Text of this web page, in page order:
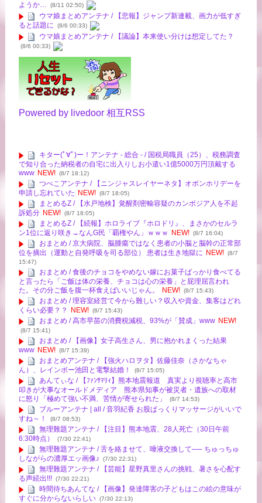
ようか… (8/11 02:50)
ウマ娘まとめアンテナ / 【悲報】ジャンプ新連載、画力が低すぎ
ると話題に
(8/6 00:33)
ウマ娘まとめアンテナ / 【議論】本来使い分けは想定してた？
(8/6 00:33)
Powered by livedoor 相互RSS
キター(ﾟ∀ﾟ)ー！アンテナ - 総合 - / 国税局職員（25）、税務調査
で知り合った納税者の自宅に出入りしお小遣い1億5000万円頂戴する
www NEW! (8/7 18:12)
つべこアンテナ / 【ニンジャスレイヤーネタ】オボンホリデーを
申請し忘れていた NEW! (8/7 18:05)
まとめるZ / 【水戸地検】覚醒剤密輸容疑のカンボジア人を不起
訴処分 NEW! (8/7 18:05)
まとめるZ / 【続報】ホロライブ『ホロドリ』、まさかのセルラ
ン1位に返り咲き→なんG民「覇権やん」ｗｗｗ
NEW! (8/7 16:04)
おまとめ / 京大病院、脳腫瘍ではなく患者の小脳と脳幹の正常部
位を摘出（運動と自発呼吸を司る部位） 患者は生き地獄に NEW! (8/7
15:47)
おまとめ / 食後のチョコをやめない嫁にお菓子ばっかり食べてる
と言ったら「ご飯は体の栄養、チョコは心の栄養」と屁理屈言われ
た。その分ご飯を腹一杯食えばいいじゃん。
NEW! (8/7 15:43)
おまとめ / 理容室経営て今から難しい？収入や資金、集客はどれ
くらい必要？？
NEW! (8/7 15:43)
おまとめ / 高市早苗の消費税減税、93%が「賛成」www NEW!
(8/7 15:41)
おまとめ / 【画像】女子高生さん、男に抱かれまくった結果
www NEW! (8/7 15:39)
おまとめアンテナ / 【強火ハロヲタ】佐藤佳奈（さかなちゃ
ん）、レインボー池田と電撃結婚！
(8/7 15:05)
あんてぃな / 【ﾌｧﾝｻﾏﾘｨ】熊本地震報道 真実より視聴率と高市
叩きが大事なオールドメディア 熊本県知事が被災者・遺族への取材
に怒り「極めて強い不満、苦情が寄せられた」
(8/7 14:53)
ブルーアンテナ | all / 音羽紀香 お股ぱっくりマッサージがいいで
すね～！
(8/7 08:53)
無理難題アンテナ / 【注目】熊本地震、28人死亡（30日午前
6:30時点）
(7/30 22:41)
無理難題アンテナ / 舌を絡ませて、唾液交換して── ちゅっちゅ
しながらの濃厚エッ画像♪
(7/30 22:31)
無理難題アンテナ / 【芸能】星野真里さんの挑戦、暑さを心配す
る声続出!!! (7/30 22:21)
時間待ちあんてな / 【画像】発達障害の子どもはこの絵の意味が
すぐに分からないらしい (7/30 22:13)